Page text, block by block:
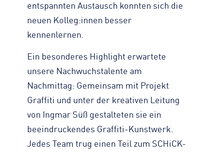
entspannten Austausch konnten sich die
neuen Kolleg:innen besser
kennenlernen.
Ein besonderes Highlight erwartete
unsere Nachwuchstalente am
Nachmittag: Gemeinsam mit Projekt
Graffiti und unter der kreativen Leitung
von Ingmar Süß gestalteten sie ein
beeindruckendes Graffiti-Kunstwerk.
Jedes Team trug einen Teil zum SCHiCK-